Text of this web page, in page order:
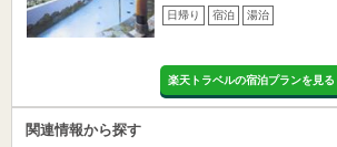
日帰り 宿泊 湯治
楽天トラベルの宿泊プランを見る
関連情報から探す